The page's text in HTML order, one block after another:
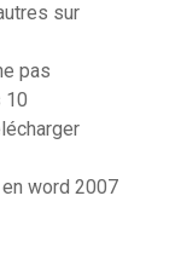
sur
pas
10
word 2007